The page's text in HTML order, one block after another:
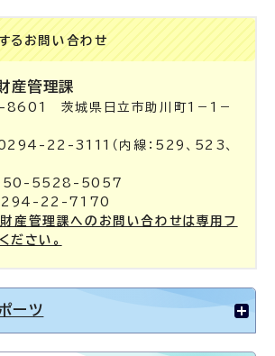
る お問い合わせ
産管理課
8601 茨城県日立市助川町1－1－
0294-22-3111（内線：529、523、
050-5528-5057
0294-22-7170
産管理課へのお問い合わせは専用フ
ださい。
ーツ